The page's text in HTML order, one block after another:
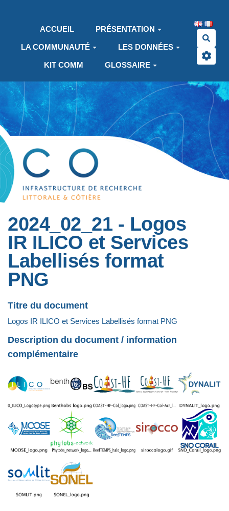
ACCUEIL
PRÉSENTATION
LA COMMUNAUTÉ LES DONNÉES
KIT COMM GLOSSAIRE
2024_02_21 - Logos
IR ILICO et Services
Labellisés format
PNG
Titre du document
Logos IR ILICO et Services Labellisés format PNG
Description du document / information
complémentaire